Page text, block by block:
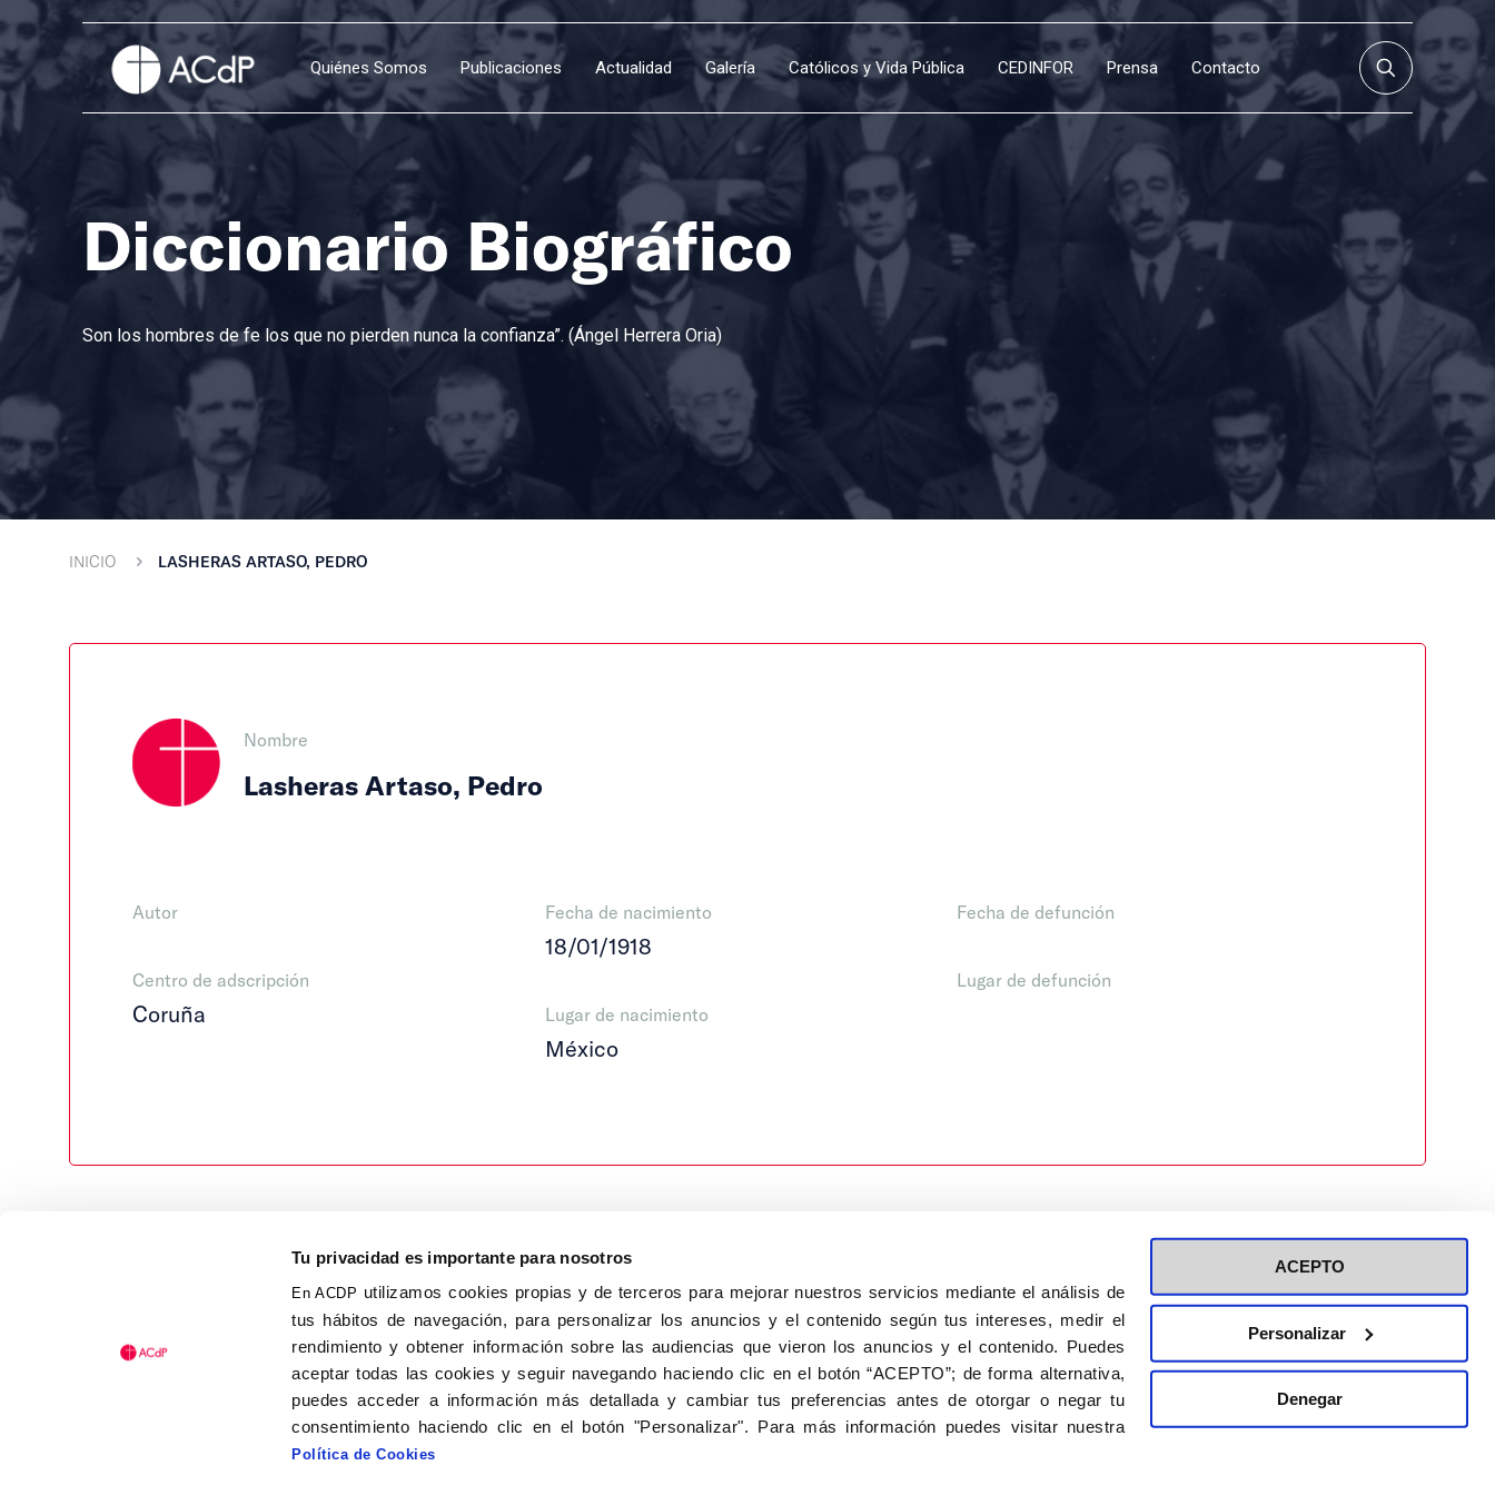
Tu privacidad es importante para nosotros
En ACDP utilizamos cookies propias y de terceros para mejorar nuestros servicios mediante el análisis de
tus hábitos de navegación, para personalizar los anuncios y el contenido según tus intereses, medir el
rendimiento y obtener información sobre las audiencias que vieron los anuncios y el contenido. Puedes
aceptar todas las cookies y seguir navegando haciendo clic en el botón “ACEPTO”; de forma alternativa,
puedes acceder a información más detallada y cambiar tus preferencias antes de otorgar o negar tu
consentimiento haciendo clic en el botón "Personalizar". Para más información puedes visitar nuestra
Política de Cookies
ACEPTO
Personalizar
Denegar
Quiénes Somos Publicaciones Actualidad Galería Católicos y Vida Pública CEDINFOR Prensa Contacto
Diccionario Biográfico
Son los hombres de fe los que no pierden nunca la confianza”. (Ángel Herrera Oria)
INICIO LASHERAS ARTASO, PEDRO
Nombre
Lasheras Artaso, Pedro
Autor
Centro de adscripción
Coruña
Fecha de nacimiento
18/01/1918
Lugar de nacimiento
México
Fecha de defunción
Lugar de defunción
Calle Isaac Peral, 58 C.P.: 28040, Madrid
Tel (+34) 91 456 63 27
Fax: (+34) 91 535 19 98
acdp@acdp.es
Aviso Legal Inscripción a eventos
Política de privacidad de RRSS
Política de cookies